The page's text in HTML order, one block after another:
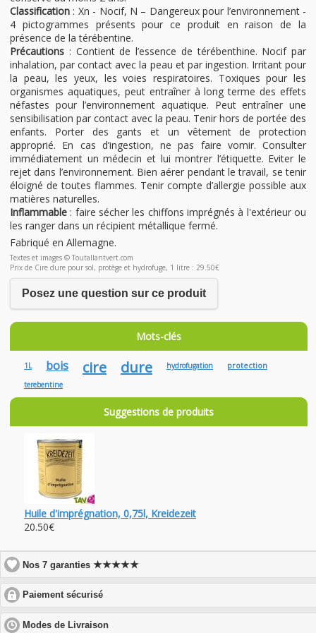
Classification : Xn - Nocif, N – Dangereux pour l’environnement -
4 pictogrammes présents pour ce produit en raison de la
présence de la térébentine.
Précautions : Contient de l’essence de térébenthine. Nocif par
inhalation, par contact avec la peau et par ingestion. Irritant pour
la peau, les yeux, les voies respiratoires. Toxiques pour les
organismes aquatiques, peut entraîner à long terme des effets
néfastes pour l’environnement aquatique. Peut entraîner une
sensibilisation par contact avec la peau. Tenir hors de portée des
enfants. Porter des gants et un vêtement de protection
approprié. En cas d’ingestion, ne pas faire vomir. Consulter
immédiatement un médecin et lui montrer l’étiquette. Eviter le
rejet dans l’environnement. Bien aérer pendant le travail, se tenir
éloigné de toutes flammes. Tenir compte d’allergie possible aux
matières naturelles.
Inflammable : faire sécher les chiffons imprégnés à l'extérieur ou
les ranger dans un récipient métallique fermé.
Fabriqué en Allemagne.
Textes et images © Toutallantvert.com
Prix de Cire dure pour sol, protège et hydrofuge, 1 litre : 29.50€
Posez une question sur ce produit
Mots-clés
1L bois cire dure hydrofugation protection
terebentine
Suggestions de produits
Huile d'imprégnation, 0,75l, Kreidezeit
20.50€
Nos 7 garanties★★★★★
Paiement sécurisé
to
expand
Modes de Livraison